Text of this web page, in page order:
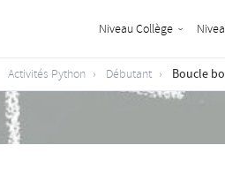
Niveau Collège
Activités Python Débutant Boucle